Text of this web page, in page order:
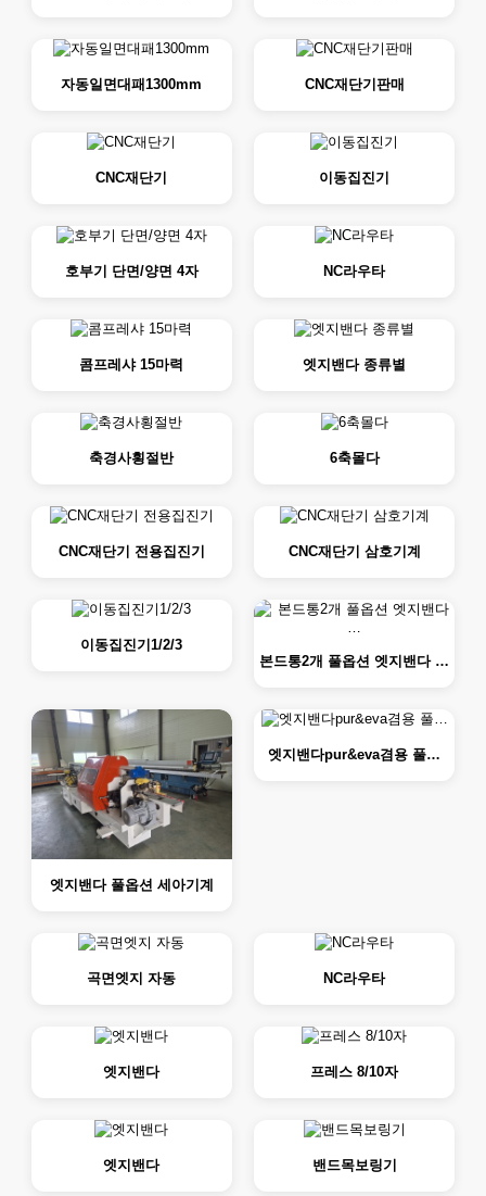
자동일면대패1300mm CNC재단기판매
CNC재단기 이동집진기
호부기 단면/양면 4자 NC라우타
콤프레샤 15마력 엣지밴다 종류별
축경사횡절반 6축몰다
CNC재단기 전용집진기 CNC재단기 삼호기계
이동집진기1/2/3
본드통2개 풀옵션 엣지밴다 …
엣지밴다 풀옵션 세아기계
엣지밴다pur&eva겸용 풀…
곡면엣지 자동 NC라우타
엣지밴다 프레스 8/10자
엣지밴다 밴드목보링기